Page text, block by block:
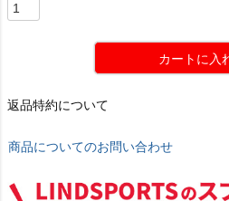
カートに入
返品特約について
商品についてのお問い合わせ